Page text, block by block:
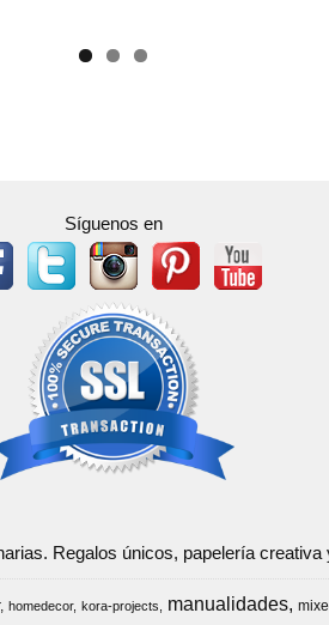
Síguenos en
Regalos únicos, papelería
homedecor kora-projects manualidades